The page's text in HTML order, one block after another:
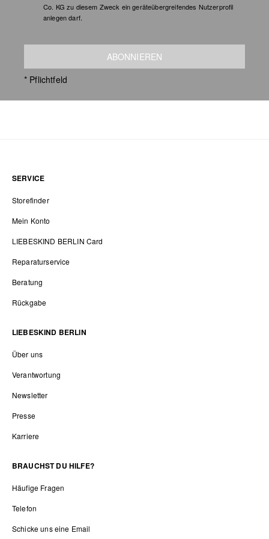
Co. KG zu diesem Zweck ein geräteübergreifendes Nutzerprofil
anlegen darf.
ABONNIEREN
* Pflichtfeld
SERVICE
Storefinder
Mein Konto
LIEBESKIND BERLIN Card
Reparaturservice
Beratung
Rückgabe
LIEBESKIND BERLIN
Über uns
Verantwortung
Newsletter
Presse
Karriere
BRAUCHST DU HILFE?
Häufige Fragen
Telefon
Schicke uns eine Email